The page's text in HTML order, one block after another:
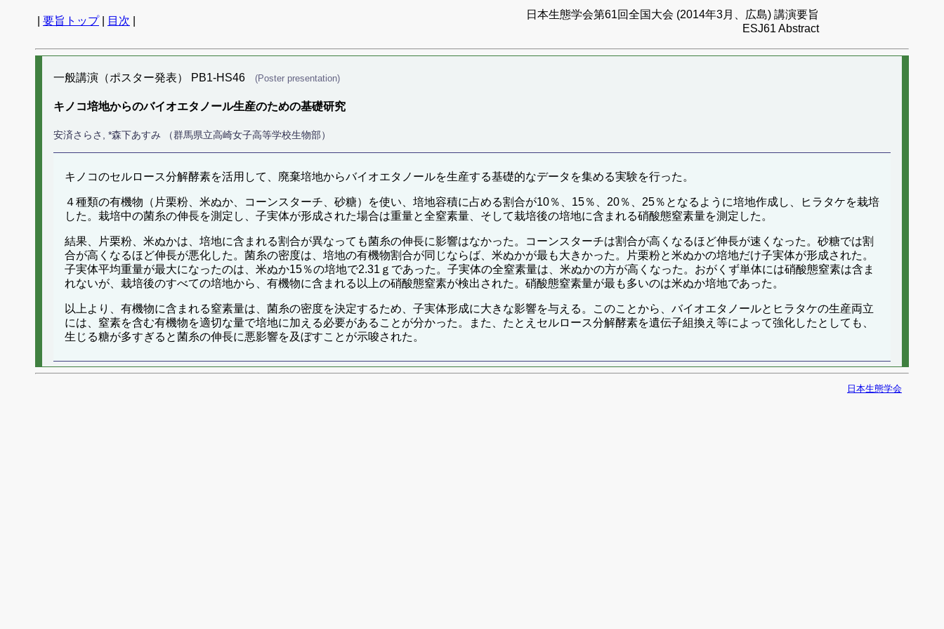
要旨トップ| 目次
日本生態学会第61回全国大会 (2014年3月、広島) 講演要旨
ESJ61 Abstract
一般講演（ポスター発表） PB1-HS46 (Poster presentation)
キノコ培地からのバイオエタノール生産のための基礎研究
安済さらさ, *森下あすみ （群馬県立高崎女子高等学校生物部）
キノコのセルロース分解酵素を活用して、廃棄培地からバイオエタノールを生産する基礎的なデータを集める実験を行った。
４種類の有機物（片栗粉、米ぬか、コーンスターチ、砂糖）を使い、培地容積に占める割合が10％、15％、20％、25％となるように培地作成し、ヒラタケを栽培
した。栽培中の菌糸の伸長を測定し、子実体が形成された場合は重量と全窒素量、そして栽培後の培地に含まれる硝酸態窒素量を測定した。
結果、片栗粉、米ぬかは、培地に含まれる割合が異なっても菌糸の伸長に影響はなかった。コーンスターチは割合が高くなるほど伸長が速くなった。砂糖では割
合が高くなるほど伸長が悪化した。菌糸の密度は、培地の有機物割合が同じならば、米ぬかが最も大きかった。片栗粉と米ぬかの培地だけ子実体が形成された。
子実体平均重量が最大になったのは、米ぬか15％の培地で2.31ｇであった。子実体の全窒素量は、米ぬかの方が高くなった。おがくず単体には硝酸態窒素は含ま
れないが、栽培後のすべての培地から、有機物に含まれる以上の硝酸態窒素が検出された。硝酸態窒素量が最も多いのは米ぬか培地であった。
以上より、有機物に含まれる窒素量は、菌糸の密度を決定するため、子実体形成に大きな影響を与える。このことから、バイオエタノールとヒラタケの生産両立
には、窒素を含む有機物を適切な量で培地に加える必要があることが分かった。また、たとえセルロース分解酵素を遺伝子組換え等によって強化したとしても、
生じる糖が多すぎると菌糸の伸長に悪影響を及ぼすことが示唆された。
日本生態学会